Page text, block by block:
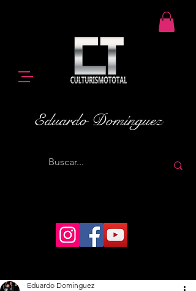
Eduardo Domínguez
Eduardo Dominguez